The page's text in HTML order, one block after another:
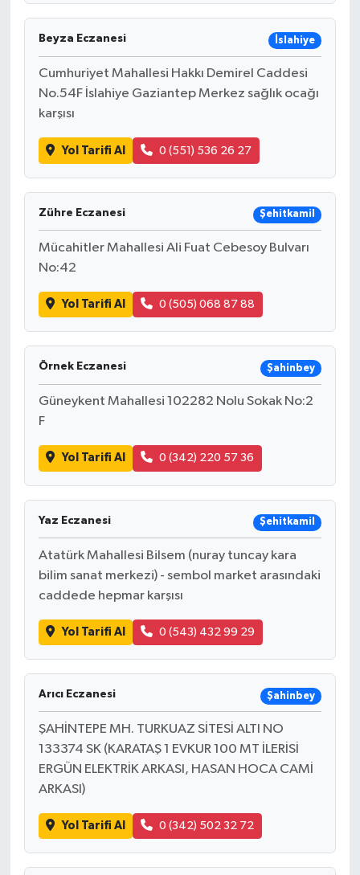
Beyza Eczanesi İslahiye
Cumhuriyet Mahallesi Hakkı Demirel Caddesi
No.54F İslahiye Gaziantep Merkez sağlık ocağı
karşısı
Yol Tarifi Al 0 (551) 536 26 27
Zühre Eczanesi Şehitkamil
Mücahitler Mahallesi Ali Fuat Cebesoy Bulvarı
No:42
Yol Tarifi Al 0 (505) 068 87 88
Örnek Eczanesi Şahinbey
Güneykent Mahallesi 102282 Nolu Sokak No:2
F
Yol Tarifi Al 0 (342) 220 57 36
Yaz Eczanesi Şehitkamil
Atatürk Mahallesi Bilsem (nuray tuncay kara
bilim sanat merkezi) - sembol market arasındaki
caddede hepmar karşısı
Yol Tarifi Al 0 (543) 432 99 29
Arıcı Eczanesi Şahinbey
ŞAHİNTEPE MH. TURKUAZ SİTESİ ALTI NO
133374 SK (KARATAŞ 1 EVKUR 100 MT İLERİSİ
ERGÜN ELEKTRİK ARKASI, HASAN HOCA CAMİ
ARKASI)
Yol Tarifi Al 0 (342) 502 32 72